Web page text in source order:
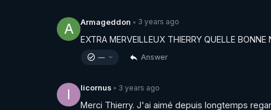
A Armageddon • 3 years ago
EXTRA MERVEILLEUX THIERRY QUELLE
— Answer
l licornus • 3 years ago
Merci Thierry. J'ai aimé depuis longtemps